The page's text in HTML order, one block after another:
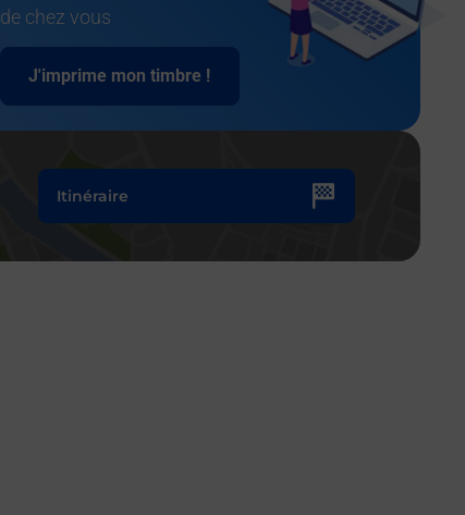
de chez vous
J'imprime mon timbre !
Itinéraire